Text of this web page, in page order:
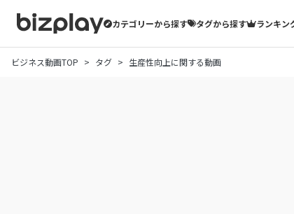
カテゴリーから探す タグから探す ランキン
ビジネス動画TOP タグ 生産性向上に関する動画